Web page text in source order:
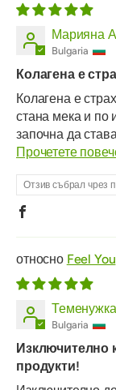
Марияна
Bulgaria
Колагена е
Колагена е
стана мека и по
започна да
Прочетете
Отзив събрал чрез
Feel You
Bulgaria
Изключително
продукти!